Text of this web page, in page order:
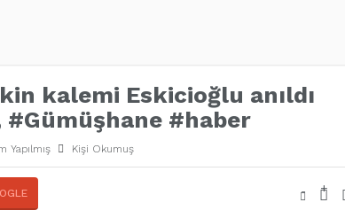
kalemi Eskicioğlu anıldı
#haber
Yapılmış Kişi Okumuş
- +